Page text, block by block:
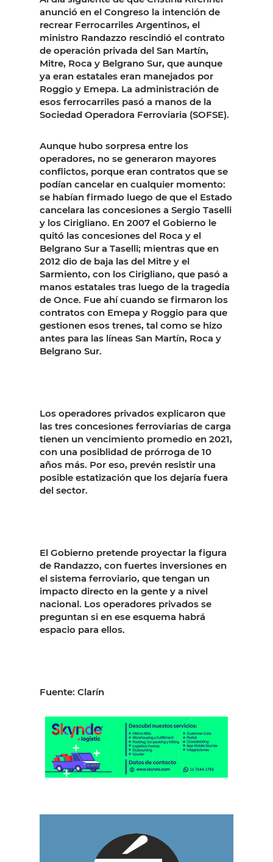
anunció en el Congreso la intención de
recrear Ferrocarriles Argentinos, el
ministro Randazzo rescindió el contrato
de operación privada del San Martín,
Mitre, Roca y Belgrano Sur, que aunque
ya eran estatales eran manejados por
Roggio y Emepa. La administración de
esos ferrocarriles pasó a manos de la
Sociedad Operadora Ferroviaria (SOFSE).
Aunque hubo sorpresa entre los
operadores, no se generaron mayores
conflictos, porque eran contratos que se
podían cancelar en cualquier momento:
se habían firmado luego de que el Estado
cancelara las concesiones a Sergio Taselli
y los Cirigliano. En 2007 el Gobierno le
quitó las concesiones del Roca y el
Belgrano Sur a Taselli; mientras que en
2012 dio de baja las del Mitre y el
Sarmiento, con los Cirigliano, que pasó a
manos estatales tras luego de la tragedia
de Once. Fue ahí cuando se firmaron los
contratos con Emepa y Roggio para que
gestionen esos trenes, tal como se hizo
antes para las líneas San Martín, Roca y
Belgrano Sur.
Los operadores privados explicaron que
las tres concesiones ferroviarias de carga
tienen un vencimiento promedio en 2021,
con una posiblidad de prórroga de 10
años más. Por eso, prevén resistir una
posible estatización que los dejaría fuera
del sector.
El Gobierno pretende proyectar la figura
de Randazzo, con fuertes inversiones en
el sistema ferroviario, que tengan un
impacto directo en la gente y a nivel
nacional. Los operadores privados se
preguntan si en ese esquema habrá
espacio para ellos.
Fuente: Clarín